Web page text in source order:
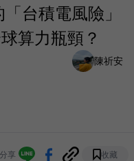
台積電風險」
算力瓶頸？
陳祈安
分享 收藏